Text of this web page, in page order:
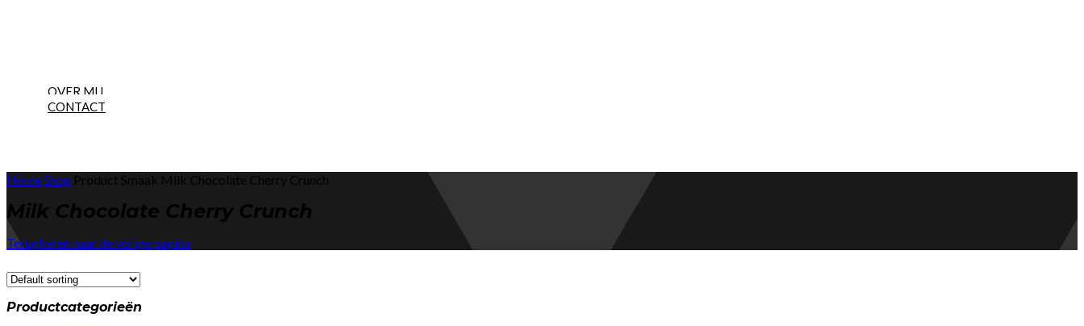
OVER MIJ
CONTACT
HomeShop Product Smaak Milk Chocolate Cherry Crunch
Milk Chocolate Cherry Crunch
Terugkeren naar de vorige pagina
Productcategorieën